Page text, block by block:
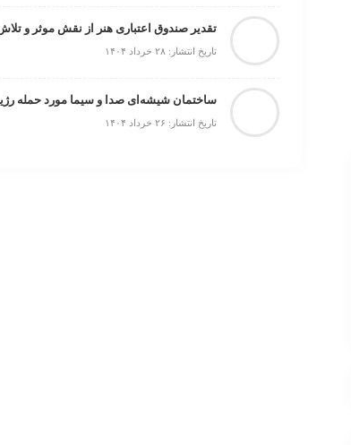
تاریخ انتشار: ۲۸ خرداد ۱۴۰۴
ساختمان شیشه‌ای صدا و سیما مورد حمله
تاریخ انتشار: ۲۶ خرداد ۱۴۰۴